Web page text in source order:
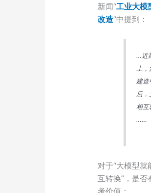
新闻“工业大模
改造”中提到：
…近
上
建造
后
相互
……
对于“大模型
互转换”，是